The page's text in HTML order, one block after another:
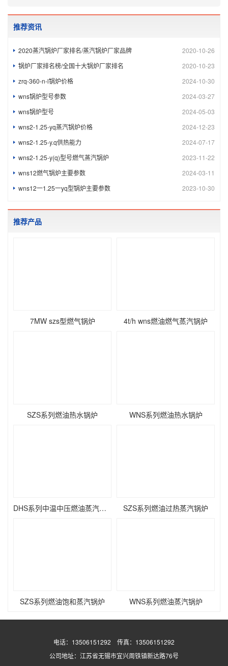
推荐资讯
2020-10-26
2020蒸汽锅炉厂家排名/蒸汽锅炉厂家品牌
2020-10-23
锅炉厂家排名榜/全国十大锅炉厂家排名
2024-10-30
zrq-360-n-l锅炉价格
2024-03-27
wns锅炉型号参数
2024-05-03
wns锅炉型号
2024-12-23
wns2-1.25-yq蒸汽锅炉价格
2024-07-17
wns2-1.25-y.q供热能力
2023-11-22
wns2-1.25-y(q)型号燃气蒸汽锅炉
2024-03-11
wns12燃气锅炉主要参数
2023-10-30
wns12一1.25一yq型锅炉主要参数
推荐产品
7MW szs型燃气锅炉 4t/h wns燃油燃气蒸汽锅炉
SZS系列燃油热水锅炉 WNS系列燃油热水锅炉
DHS系列中温中压燃油蒸汽锅炉 SZS系列燃油过热蒸汽锅炉
SZS系列燃油饱和蒸汽锅炉 WNS系列燃油蒸汽锅炉
电话：13506151292 传真：13506151292
公司地址：江苏省无锡市宜兴周铁镇新达路76号